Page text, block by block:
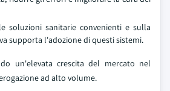
soluzioni sanitarie convenienti e sulla
supporta l'adozione di questi sistemi.
un'elevata crescita del mercato nel
ad alto volume.